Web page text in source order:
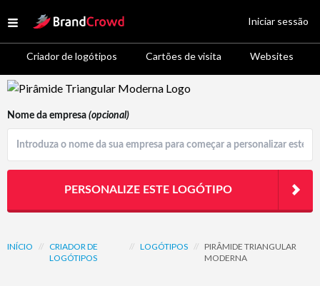
Open menu
Site Logo
Criador de logótipos Cartões de visita Websites
Iniciar sessão
Logo Template Preview
INÍCIO // CRIADOR DE
LOGÓTIPOS
// LOGÓTIPOS // PIRÂMIDE TRIANGULAR
MODERNA
Nome da empresa (opcional)
PERSONALIZE ESTE LOGÓTIPO